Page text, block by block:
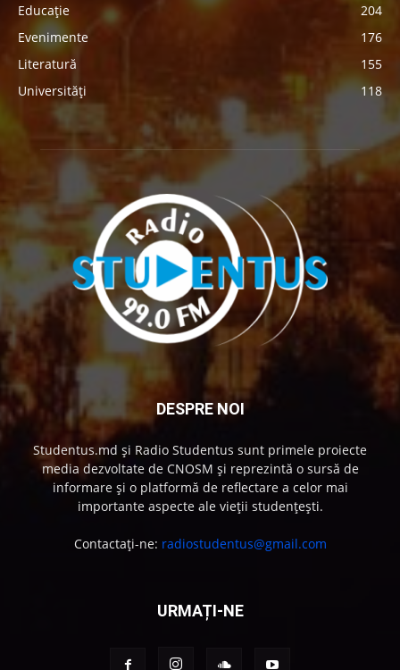
Educație
204
Evenimente
176
Literatură
155
Universități
118
DESPRE NOI
Studentus.md și Radio Studentus sunt primele proiecte
media dezvoltate de CNOSM și reprezintă o sursă de
informare și o platformă de reflectare a celor mai
importante aspecte ale vieții studențești.
Contactați-ne: radiostudentus@gmail.com
URMAȚI-NE